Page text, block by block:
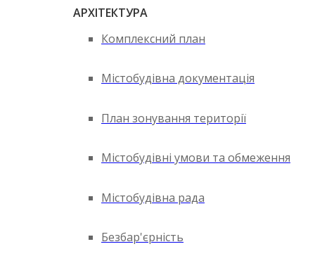
АРХІТЕКТУРА
Комплексний план
Містобудівна документація
План зонування території
Містобудівні умови та обмеження
Містобудівна рада
Безбар'єрність